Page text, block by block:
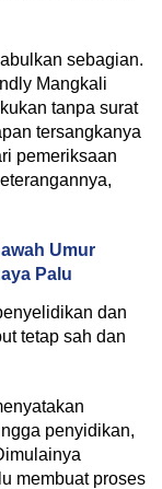
sebagian.
Mangkali
tanpa surat
tersangkanya
pemeriksaan
Umur
Palu
dan
tetap sah dan
penyidikan,
membuat proses